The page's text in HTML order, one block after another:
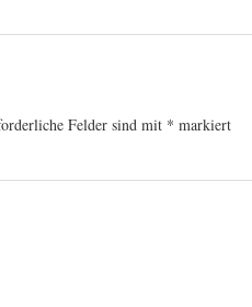
Felder sind mit * markiert